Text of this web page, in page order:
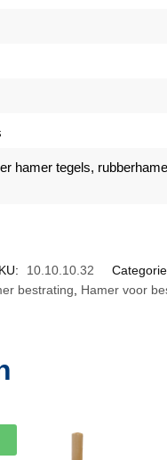
hamer tegels,
10.10.10.32
bestrating Hamer voor